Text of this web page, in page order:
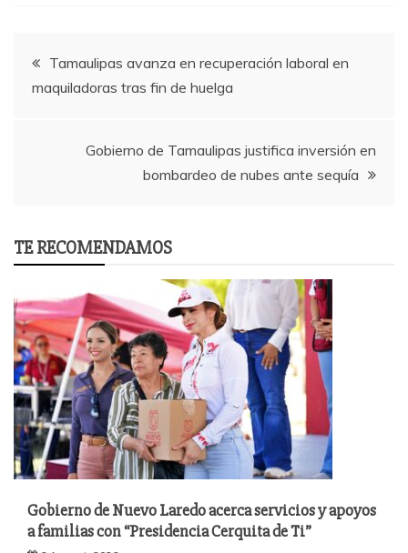
Post
navigation
Tamaulipas avanza en recuperación laboral en
maquiladoras tras fin de huelga
Gobierno de Tamaulipas justifica inversión en
bombardeo de nubes ante sequía
TE RECOMENDAMOS
Gobierno de Nuevo Laredo acerca servicios y apoyos
a familias con “Presidencia Cerquita de Ti”